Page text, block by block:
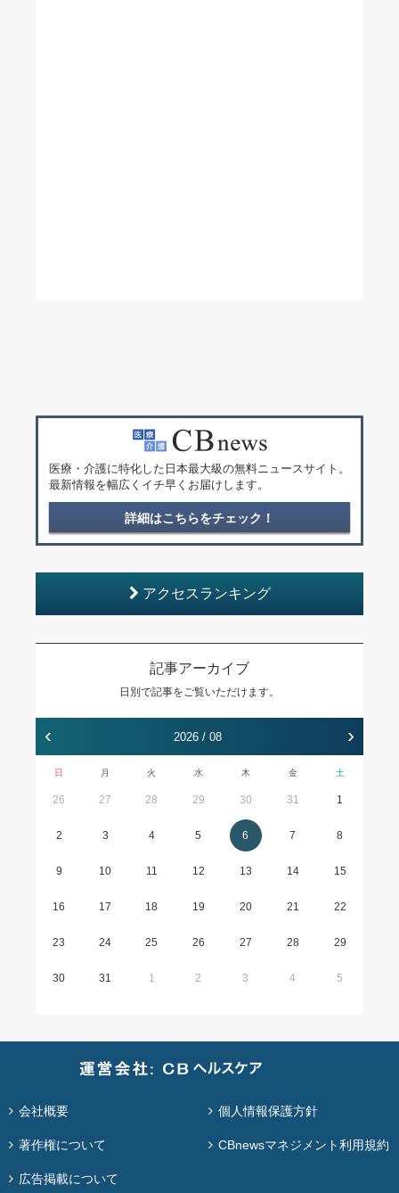
医療・介護に特化した日本最大級の無料ニュースサイト。
最新情報を幅広くイチ早くお届けします。
詳細はこちらをチェック！
アクセスランキング
記事アーカイブ
日別で記事をご覧いただけます。
‹ 2026 / 08 ›
日 月 火 水 木 金 土
26 27 28 29 30 31 1
2 3 4 5 6 7 8
9 10 11 12 13 14 15
16 17 18 19 20 21 22
23 24 25 26 27 28 29
30 31 1 2 3 4 5
会社概要 個人情報保護方針
著作権について CBnewsマネジメント利用規約
広告掲載について